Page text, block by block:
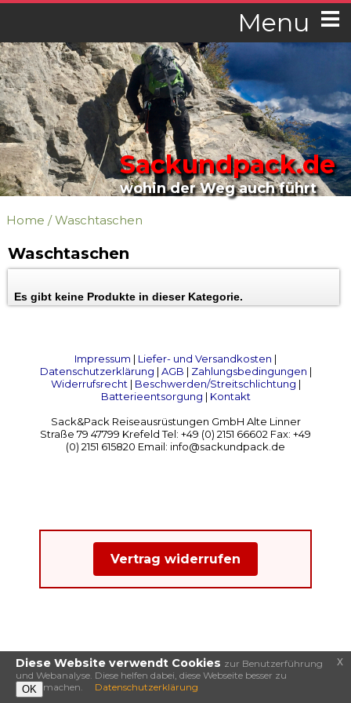
Menu
Sackundpack.de
wohin der Weg auch führt
Home /Waschtaschen
Waschtaschen
Es gibt keine Produkte in dieser Kategorie.
Impressum | Liefer- und Versandkosten |
Datenschutzerklärung | AGB | Zahlungsbedingungen |
Widerrufsrecht| Beschwerden/Streitschlichtung |
Batterieentsorgung | Kontakt
Sack&Pack Reiseausrüstungen GmbH Alte Linner
Straße 79 47799 Krefeld Tel: +49 (0) 2151 66602 Fax: +49
(0) 2151 615820 Email: info@sackundpack.de
Vertrag widerrufen
Diese Website verwendt Cookies zur Benutzerführung
und Webanalyse. Diese helfen dabei, diese Webseite besser zu
machen.
OK Datenschutzerklärung
x